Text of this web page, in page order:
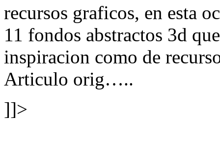
recursos graficos, en esta
11 fondos abstractos 3d
inspiracion como de
Articulo orig…..
]]>